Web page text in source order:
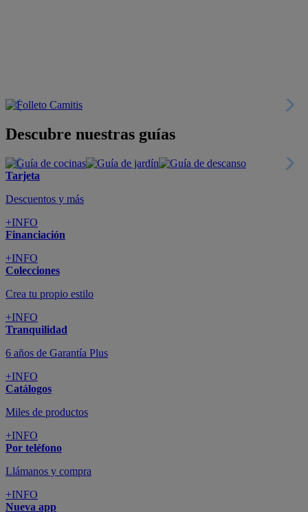
Descubre nuestras guías
Tarjeta
Descuentos y más
+INFO
Financiación
+INFO
Colecciones
Crea tu propio estilo
+INFO
Tranquilidad
6 años de Garantía Plus
+INFO
Catálogos
Miles de productos
+INFO
Por teléfono
Llámanos y compra
+INFO
Nueva app